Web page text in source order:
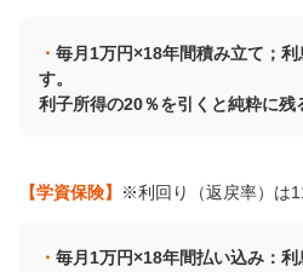
毎月1万円×18年間積み立て；利
す。
利子所得の20％を引くと純粋に残
【学資保険】 ※利回り（返戻率）は
毎月1万円×18年間払い込み：利